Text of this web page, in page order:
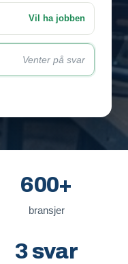
Vil ha jobben
Venter på svar
600+
bransjer
3 svar